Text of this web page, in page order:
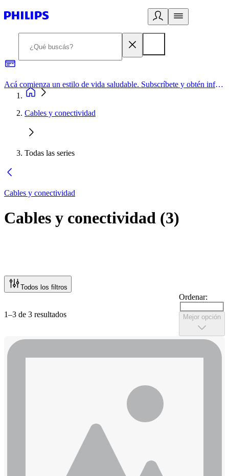
Acá comienza un estilo de vida saludable. Subscríbete y obtén información de primera mano
Cables y conectividad
Todas las series
Cables y conectividad
Cables y conectividad (3)
Todos los filtros
1–3 de 3 resultados
Ordenar:
Mejor opción